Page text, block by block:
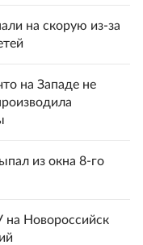
на скорую из-за
на Западе не
из окна 8-го
на Новороссийск